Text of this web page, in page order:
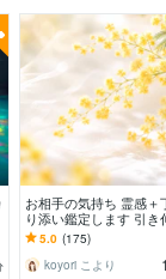
お相手の気持ち 霊感＋
り添い鑑定します 引き
説明の誘導はいたしま
問を誠実鑑定。
5.0 (175)
koyori こより